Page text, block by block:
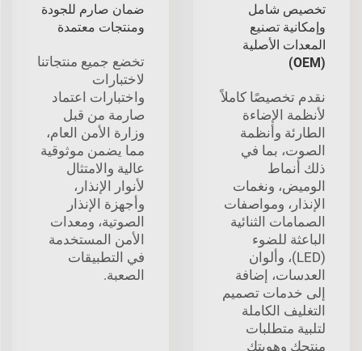
تخصيص شامل
وإمكانية تصنيع
المعدات الأصلية
(OEM)
نقدم تخصيصًا كاملاً
لأنظمة الإضاءة
الطارئة وأنظمة
الصوت، بما في
ذلك أنماط
الوميض، ونغمات
الإنذار، ومواصفات
الصمامات الثنائية
الباعثة للضوء
(LED)، وألوان
العدسات، إضافة
إلى خدمات تصميم
التغليف الكاملة
لتلبية متطلبات
منتجك وهويتك
ضمان صارم للجودة
ومنتجات معتمدة
تخضع جميع منتجاتنا
لاختبارات
واختبارات اعتماد
صارمة من قبل
وزارة الأمن العام،
مما يضمن موثوقية
عالية والامتثال
لأنوار الإنذار،
وأجهزة الإنذار
الصوتية، ومعدات
الأمن المستخدمة
في التطبيقات
الصعبة.